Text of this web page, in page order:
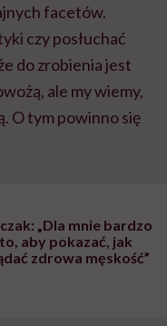
facetów.
czy posłuchać
do zrobienia jest
ale my wiemy,
O tym powinno się
„Dla mnie bardzo
aby pokazać, jak
zdrowa męskość”